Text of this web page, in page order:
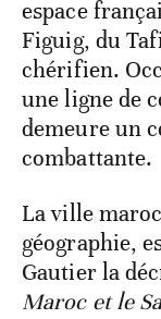
espace
Figuig, du
chérifien.
une ligne de
demeure un
combattante.
La ville
géographie,
Gautier la
Maroc et le